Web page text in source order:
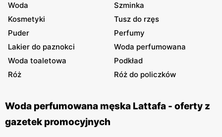
Woda
Szminka
Kosmetyki
Tusz do rzęs
Puder
Perfumy
Lakier do paznokci
Woda perfumowana
Woda toaletowa
Podkład
Róż
Róż do policzków
Woda perfumowana męska Lattafa - oferty z
gazetek promocyjnych